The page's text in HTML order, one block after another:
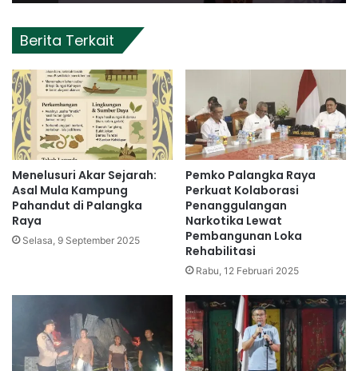
Berita Terkait
Menelusuri Akar Sejarah:
Asal Mula Kampung
Pahandut di Palangka
Raya
Selasa, 9 September 2025
Pemko Palangka Raya
Perkuat Kolaborasi
Penanggulangan
Narkotika Lewat
Pembangunan Loka
Rehabilitasi
Rabu, 12 Februari 2025